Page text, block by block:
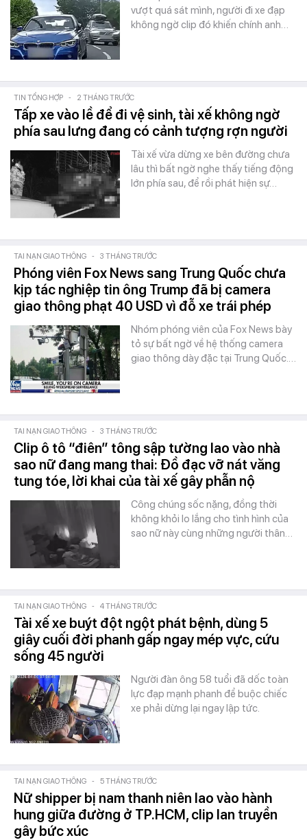
vượt quá sát mình, người đi xe đạp
không ngờ clip đó khiến chính anh…
TIN TỔNG HỢP - 2 THÁNG TRƯỚC
Tấp xe vào lề để đi vệ sinh, tài xế không ngờ
phía sau lưng đang có cảnh tượng rợn người
Tài xế vừa dừng xe bên đường chưa
lâu thì bất ngờ nghe thấy tiếng động
lớn phía sau, để rồi phát hiện sự…
TAI NẠN GIAO THÔNG - 3 THÁNG TRƯỚC
Phóng viên Fox News sang Trung Quốc chưa
kịp tác nghiệp tin ông Trump đã bị camera
giao thông phạt 40 USD vì đỗ xe trái phép
Nhóm phóng viên của Fox News bày
tỏ sự bất ngờ về hệ thống camera
giao thông dày đặc tại Trung Quốc.…
TAI NẠN GIAO THÔNG - 3 THÁNG TRƯỚC
Clip ô tô “điên” tông sập tường lao vào nhà
sao nữ đang mang thai: Đồ đạc vỡ nát văng
tung tóe, lời khai của tài xế gây phẫn nộ
Công chúng sốc nặng, đồng thời
không khỏi lo lắng cho tình hình của
sao nữ này cùng những người thân…
TAI NẠN GIAO THÔNG - 4 THÁNG TRƯỚC
Tài xế xe buýt đột ngột phát bệnh, dùng 5
giây cuối đời phanh gấp ngay mép vực, cứu
sống 45 người
Người đàn ông 58 tuổi đã dốc toàn
lực đạp mạnh phanh để buộc chiếc
xe phải dừng lại ngay lập tức.
TAI NẠN GIAO THÔNG - 5 THÁNG TRƯỚC
Nữ shipper bị nam thanh niên lao vào hành
hung giữa đường ở TP.HCM, clip lan truyền
gây bức xúc